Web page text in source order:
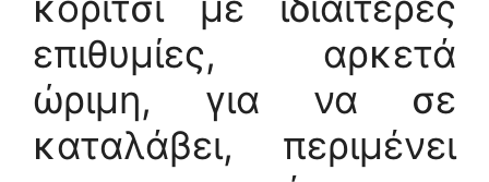
επιθυμίες, αρκετά
ώριμη, για να σε
καταλάβει, περιμένει